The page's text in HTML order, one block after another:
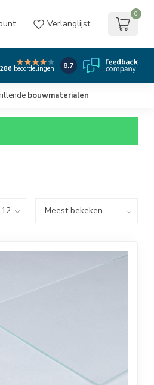
Verlanglijst
0
beoordelingen 8.7
bouwmaterialen